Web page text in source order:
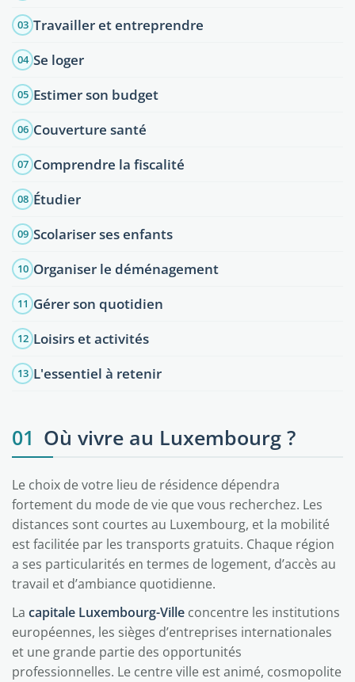
03 Travailler et entreprendre
04 Se loger
05 Estimer son budget
06 Couverture santé
07 Comprendre la fiscalité
08 Étudier
09 Scolariser ses enfants
10 Organiser le déménagement
11 Gérer son quotidien
12 Loisirs et activités
13 L'essentiel à retenir
01 Où vivre au Luxembourg ?
Le choix de votre lieu de résidence dépendra
fortement du mode de vie que vous recherchez. Les
distances sont courtes au Luxembourg, et la mobilité
est facilitée par les transports gratuits. Chaque région
a ses particularités en termes de logement, d’accès au
travail et d’ambiance quotidienne.
La capitale Luxembourg-Ville concentre les institutions
européennes, les sièges d’entreprises internationales
et une grande partie des opportunités
professionnelles. Le centre ville est animé, cosmopolite